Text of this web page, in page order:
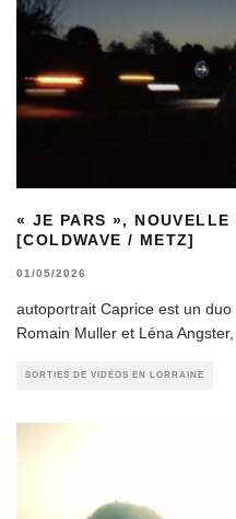
« JE PARS », NOUVELLE
[COLDWAVE / METZ]
01/05/2026
autoportrait Caprice est un
Romain Muller et Léna
SORTIES DE VIDÉOS EN LORRAINE